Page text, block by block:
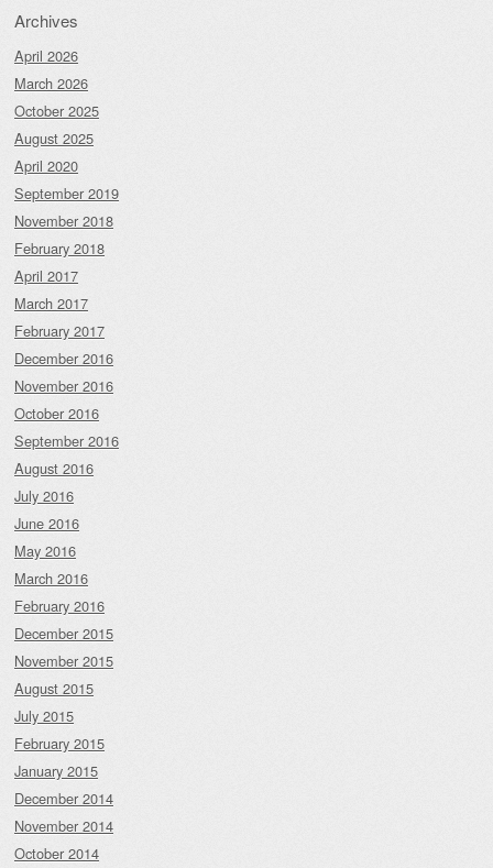
Archives
April 2026
March 2026
October 2025
August 2025
April 2020
September 2019
November 2018
February 2018
April 2017
March 2017
February 2017
December 2016
November 2016
October 2016
September 2016
August 2016
July 2016
June 2016
May 2016
March 2016
February 2016
December 2015
November 2015
August 2015
July 2015
February 2015
January 2015
December 2014
November 2014
October 2014